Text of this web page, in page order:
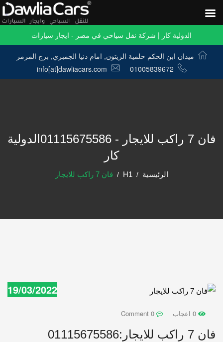
الدولية كار | شركة نقل سياحي في مصر - ايجار سيارات
ميدان ابن الحكم حلمية الزيتون, امام دنيا الجمبري, برج المرمر
01005839672
info[at]dawliacars.com
فان 7 راكب للايجار - 01115675586الدولية
كار
الرئيسية H1 فان 7 راكب للايجار
19/03/2022
فان 7 راكب للايجار:01115675586